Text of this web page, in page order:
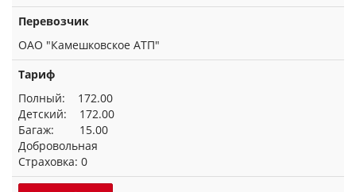
Перевозчик
ОАО "Камешковское АТП"
Тариф
Полный: 172.00
Детский: 172.00
Багаж: 15.00
Добровольная
Страховка: 0